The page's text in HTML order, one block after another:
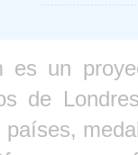
es un
de